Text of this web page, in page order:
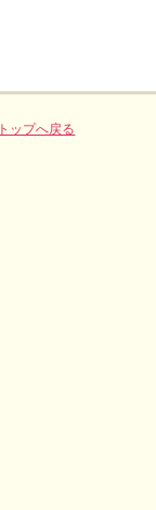
トップへ戻る